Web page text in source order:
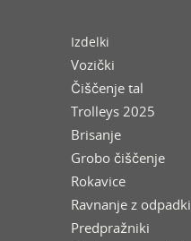
Izdelki
Vozički
Čiščenje tal
Trolleys 2025
Brisanje
Grobo čiščenje
Rokavice
Ravnanje z odpadki
Predpražniki